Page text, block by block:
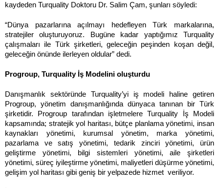
kaydeden Turquality Doktoru Dr. Salim Çam, şunları söyledi:
“Dünya pazarlarına açılmayı hedefleyen Türk markalarına,
stratejiler oluşturuyoruz. Bugüne kadar yaptığımız Turquality
çalışmaları ile Türk şirketleri, geleceğin peşinden koşan değil,
geleceğin önünde ilerleyen oldular” dedi.
Progroup, Turquality İş Modelini oluşturdu
Danışmanlık sektöründe Turquality’yi iş modeli haline getiren
Progroup, yönetim danışmanlığında dünyaca tanınan bir Türk
şirketidir. Progroup tarafından işletmelere Turquality İş Modeli
kapsamında; stratejik yol haritası, bütçe planlama yönetimi, insan
kaynakları yönetimi, kurumsal yönetim, marka yönetimi,
pazarlama ve satış yönetimi, tedarik zinciri yönetimi, ürün
geliştirme yönetimi, bilgi sistemleri yönetimi, aile şirketleri
yönetimi, süreç iyileştirme yönetimi, maliyetleri düşürme yönetimi,
gelişim yol haritası gibi geniş bir yelpazede hizmet veriliyor.